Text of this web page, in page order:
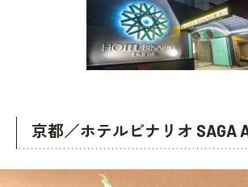
京都／ホテルビナリオ SAGA